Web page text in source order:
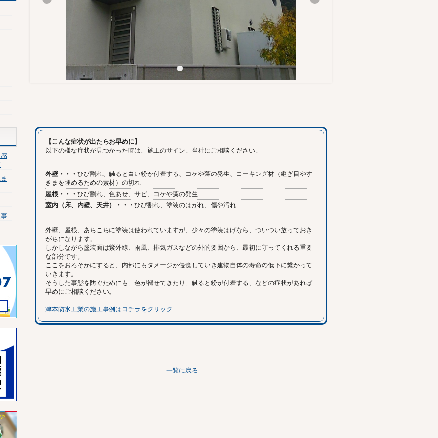
【こんな症状が出たらお早めに】
以下の様な症状が見つかった時は、施工のサイン。当社にご相談ください。
外壁・・・ ひび割れ、触ると白い粉が付着する、コケや藻の発生、コーキング材（継ぎ目やす
きまを埋めるための素材）の切れ
屋根・・・ ひび割れ、色あせ、サビ、コケや藻の発生
室内（床、内壁、天井）・・・ ひび割れ、塗装のはがれ、傷や汚れ
外壁、屋根、あちこちに塗装は使われていますが、少々の塗装はげなら、ついつい放っておき
がちになります。
しかしながら塗装面は紫外線、雨風、排気ガスなどの外的要因から、最初に守ってくれる重要
な部分です。
ここをおろそかにすると、内部にもダメージが侵食していき建物自体の寿命の低下に繋がって
いきます。
そうした事態を防ぐためにも、色が褪せてきたり、触ると粉が付着する、などの症状があれば
早めにご相談ください。
津本防水工業の施工事例はコチラをクリック
一覧に戻る